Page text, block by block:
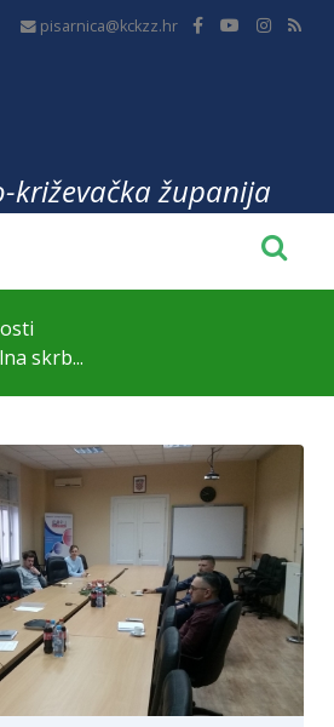
pisarnica@kckzz.hr
križevačka županija
skrb...